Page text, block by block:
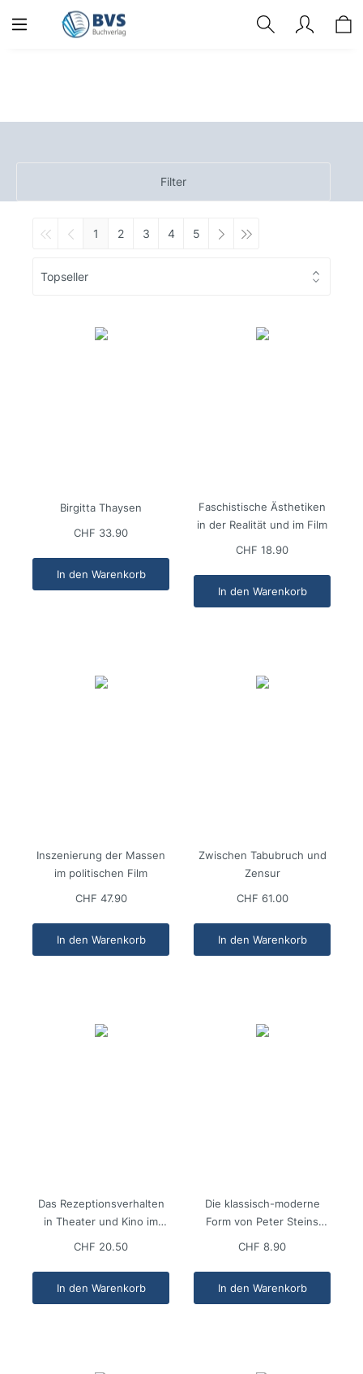
Filter
1 2 3 4 5
Birgitta Thaysen
CHF 33.90
In den Warenkorb
Faschistische Ästhetiken
in der Realität und im Film
CHF 18.90
In den Warenkorb
Inszenierung der Massen
im politischen Film
CHF 47.90
In den Warenkorb
Zwischen Tabubruch und
Zensur
CHF 61.00
In den Warenkorb
Das Rezeptionsverhalten
in Theater und Kino im
Deutschland des 20.
CHF 20.50
In den Warenkorb
Die klassisch-moderne
Form von Peter Steins
Torquato Tasso-
1966
CHF 8.90
In den Warenkorb